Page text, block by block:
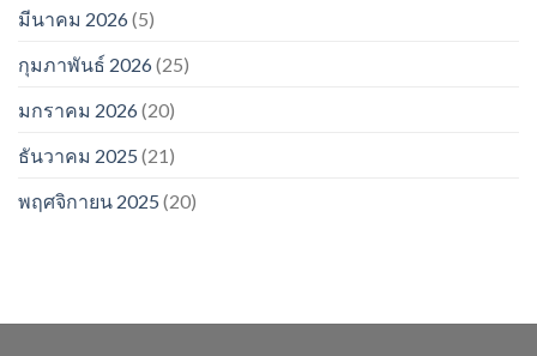
มีนาคม 2026(5)
กุมภาพันธ์ 2026(25)
มกราคม 2026(20)
ธันวาคม 2025 (21)
พฤศจิกายน 2025 (20)